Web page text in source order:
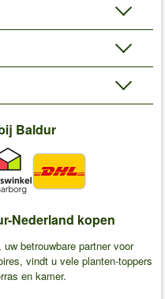
Baldur
Nederland kopen
betrouwbare partner voor
vindt u vele planten-toppers
en kamer.